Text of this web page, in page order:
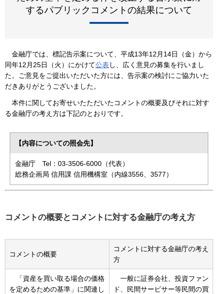
するパブリックコメントの結果について
金融庁では、標記告示案について、平成13年12月14日（金）から
同年12月25日（火）にかけて公表 し、広く意見の募集を行いまし
た。ご意見をご提出いただいた方には、告示案の検討にご協力いた
だきありがとうございました。
本件に関してお寄せいたただいたコメントの概要及びそれに対す
る金融庁の考え方は下記のとおりです。
【内容についての照会先】
金融庁 Tel：03-3506-6000（代表）
総務企画局 信用課 信用機構室（内線3556、3577）
コメントの概要とコメントに対する金融庁の考え方
コメントの概要
コメントに対する金融庁の考え
方
「資産を買い取る場合の価格
を定めるための基準」に関連し
一般に証券会社、投資ファン
ド、民間サービサー等民間の買